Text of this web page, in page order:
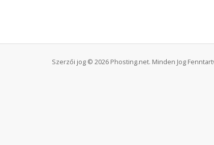
Szerzői jog © 2026 Phosting.net. Minden Jog